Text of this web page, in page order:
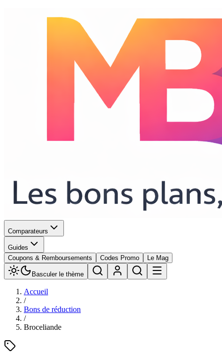
Comparateurs
Guides
Coupons & Remboursements
Codes Promo Le Mag
Basculer le thème
Accueil
/
Bons de réduction
/
Broceliande